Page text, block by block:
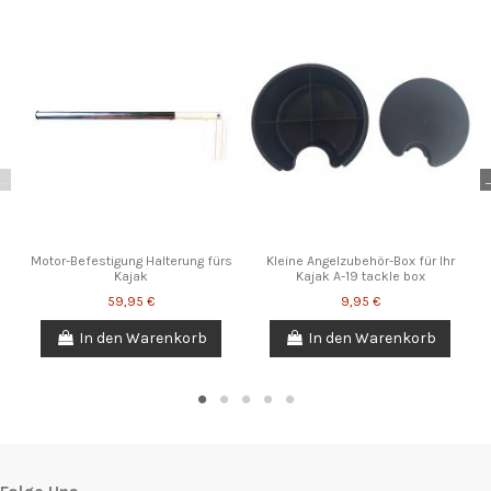
Motor-Befestigung Halterung fürs
Kajak
59,95 €
In den Warenkorb
Kleine Angelzubehör-Box für Ihr
Kajak A-19 tackle box
9,95 €
In den Warenkorb